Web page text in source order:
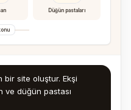
Düğün pastaları
bir site oluştur. Ekşi
ve düğün pastası